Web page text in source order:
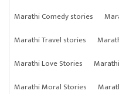
Marathi Comedy stories
Marathi Travel stories
Marathi Love Stories
Marathi Moral Stories